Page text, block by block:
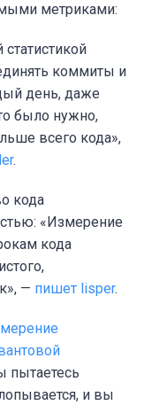
метриками:
коммиты и
день, даже
было нужно,
всего кода»,
.
кода
«Измерение
кода
— пишет lisper.
пытаетесь
и вы